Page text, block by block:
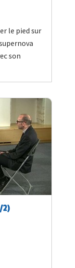
le pied sur
son
2)